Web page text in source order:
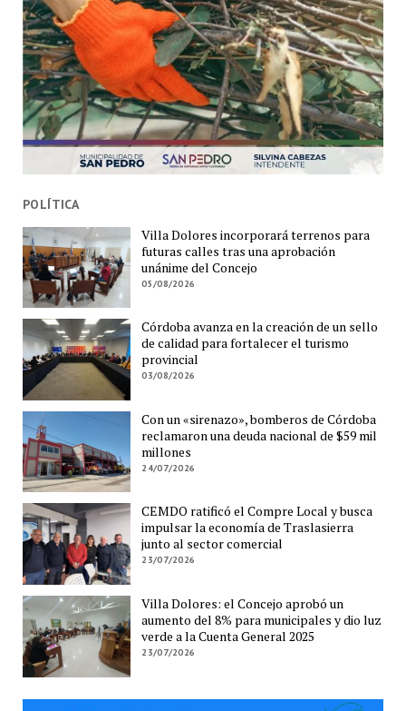
POLÍTICA
Villa Dolores incorporará terrenos para
futuras calles tras una aprobación
unánime del Concejo
05/08/2026
Córdoba avanza en la creación de un sello
de calidad para fortalecer el turismo
provincial
03/08/2026
Con un «sirenazo», bomberos de Córdoba
reclamaron una deuda nacional de $59 mil
millones
24/07/2026
CEMDO ratificó el Compre Local y busca
impulsar la economía de Traslasierra
junto al sector comercial
23/07/2026
Villa Dolores: el Concejo aprobó un
aumento del 8% para municipales y dio luz
verde a la Cuenta General 2025
23/07/2026